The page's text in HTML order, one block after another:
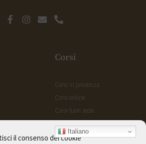
il consenso dei cookie
Corsi
Corsi in presenza
Corsi online
Corsi fuori sede
Italiano